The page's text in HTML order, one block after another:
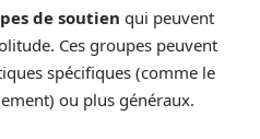
de soutien qui peuvent
Ces groupes peuvent
spécifiques (comme le
ou plus généraux.